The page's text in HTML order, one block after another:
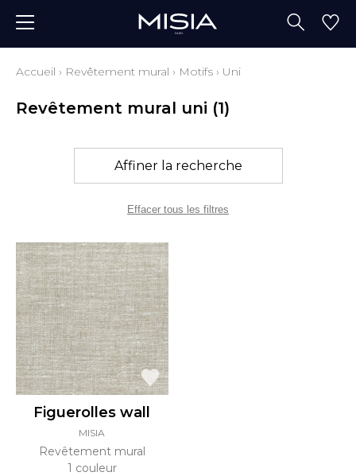
Accueil › Revêtement mural › Motifs › Uni
Revêtement mural uni (1)
Affiner la recherche
Effacer tous les filtres
Figuerolles wall
MISIA
Revêtement mural
1 couleur